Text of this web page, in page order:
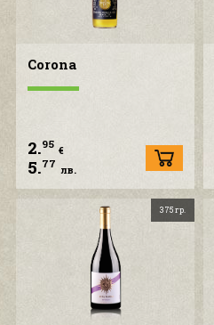
Corona
2.95 €
5.77 лв.
375 гр.